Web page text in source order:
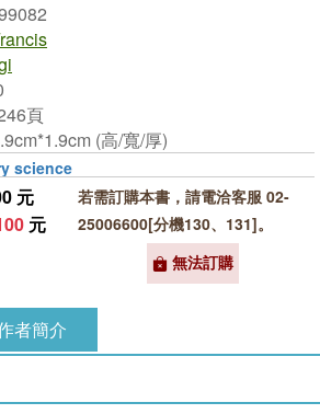
頁
(高/寬/厚)
元
元
若需訂購本書，請電洽客服 02-
25006600[分機130、131]。
無法訂購
science
者簡介